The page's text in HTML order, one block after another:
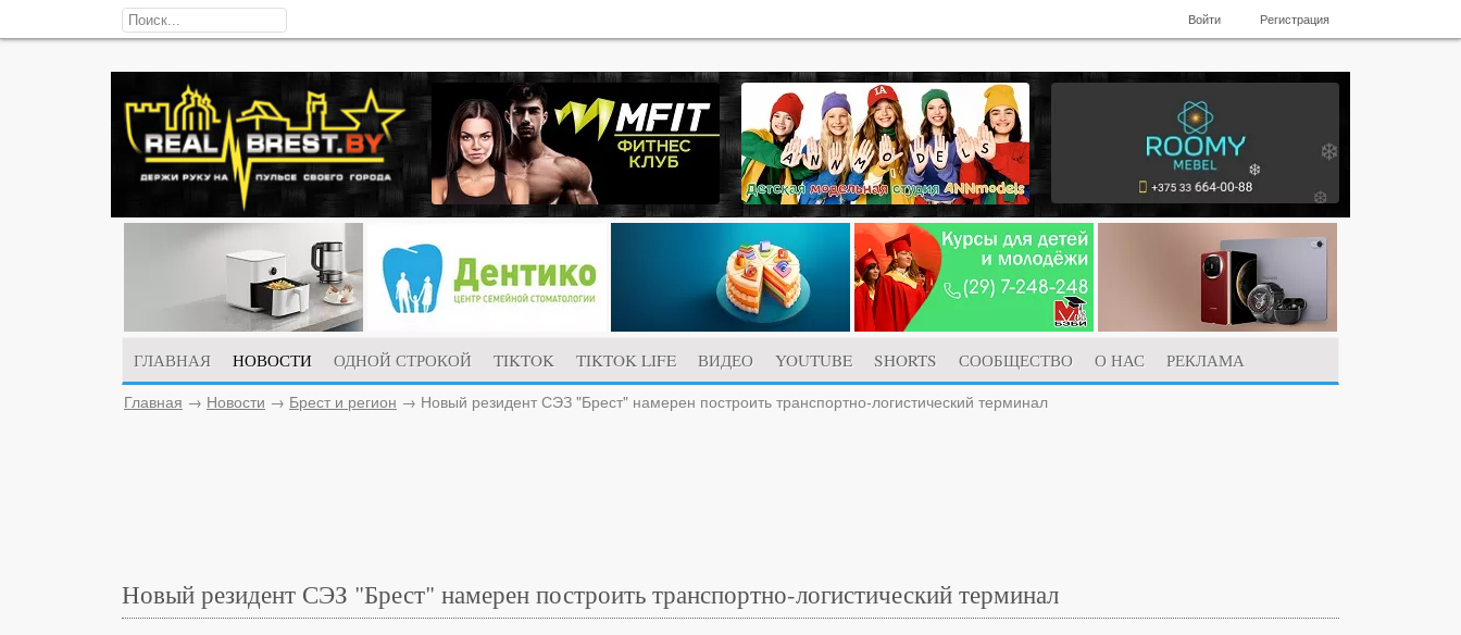
Войти Регистрация
ГЛАВНАЯ НОВОСТИ ОДНОЙ СТРОКОЙ TIKTOK TIKTOK LIFE ВИДЕО YOUTUBE SHORTS СООБЩЕСТВО О НАС
РЕКЛАМА
Главная → Новости → Брест и регион → Новый резидент СЭЗ "Брест" намерен построить транспортно-логистический терминал
Новый резидент СЭЗ "Брест" намерен построить транспортно-логистический терминал